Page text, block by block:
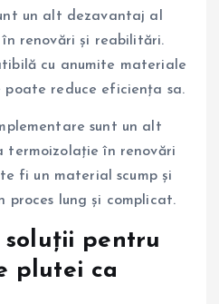
un alt dezavantaj al
renovări și reabilitări.
cu anumite materiale
poate reduce eficiența sa.
sunt un alt
termoizolație în renovări
fi un material scump și
lung și complicat.
pentru
plutei ca